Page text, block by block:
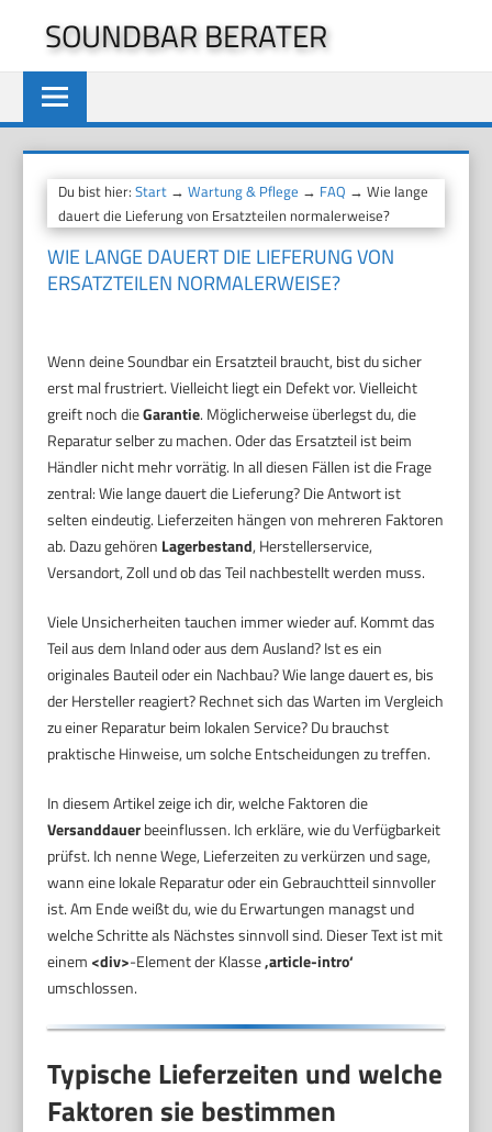
springen
SOUNDBAR BERATER
Du bist hier:Start →Wartung & Pflege → FAQ → Wie lange
dauert die Lieferung von Ersatzteilen normalerweise?
WIE LANGE DAUERT DIE LIEFERUNG VON
ERSATZTEILEN NORMALERWEISE?
Wenn deine Soundbar ein Ersatzteil braucht, bist du sicher
erst mal frustriert. Vielleicht liegt ein Defekt vor. Vielleicht
greift noch dieGarantie. Möglicherweise überlegst du, die
Reparatur selber zu machen. Oder das Ersatzteil ist beim
Händler nicht mehr vorrätig. In all diesen Fällen ist die Frage
zentral: Wie lange dauert die Lieferung? Die Antwort ist
selten eindeutig. Lieferzeiten hängen von mehreren Faktoren
ab. Dazu gehören Lagerbestand, Herstellerservice,
Versandort, Zoll und ob das Teil nachbestellt werden muss.
Viele Unsicherheiten tauchen immer wieder auf. Kommt das
Teil aus dem Inland oder aus dem Ausland? Ist es ein
originales Bauteil oder ein Nachbau? Wie lange dauert es, bis
der Hersteller reagiert? Rechnet sich das Warten im Vergleich
zu einer Reparatur beim lokalen Service? Du brauchst
praktische Hinweise, um solche Entscheidungen zu treffen.
In diesem Artikel zeige ich dir, welche Faktoren die
Versanddauerbeeinflussen. Ich erkläre, wie du Verfügbarkeit
prüfst. Ich nenne Wege, Lieferzeiten zu verkürzen und sage,
wann eine lokale Reparatur oder ein Gebrauchtteil sinnvoller
ist. Am Ende weißt du, wie du Erwartungen managst und
welche Schritte als Nächstes sinnvoll sind. Dieser Text ist mit
einem <div>-Element der Klasse‚article-intro‘
umschlossen.
Typische Lieferzeiten und welche
Faktoren sie bestimmen